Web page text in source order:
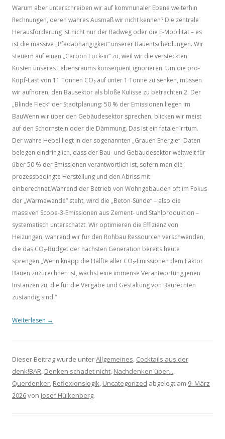
Warum aber unterschreiben wir auf kommunaler Ebene weiterhin
Rechnungen, deren wahres Ausmaß wir nicht kennen? Die zentrale
Herausforderung ist nicht nur der Radweg oder die E-Mobilität – es
ist die massive „Pfadabhängigkeit“ unserer Bauentscheidungen. Wir
steuern auf einen „Carbon Lock-in“ zu, weil wir die versteckten
Kosten unseres Lebensraums konsequent ignorieren. Um die pro-
Kopf-Last von 11 Tonnen CO₂ auf unter 1 Tonne zu senken, müssen
wir aufhören, den Bausektor als bloße Kulisse zu betrachten.2. Der
„Blinde Fleck“ der Stadtplanung: 50 % der Emissionen liegen im
BauWenn wir über den Gebäudesektor sprechen, blicken wir meist
auf den Schornstein oder die Dämmung. Das ist ein fataler Irrtum.
Der wahre Hebel liegt in der sogenannten „Grauen Energie“. Daten
belegen eindringlich, dass der Bau- und Gebäudesektor weltweit für
über 50 % der Emissionen verantwortlich ist, sofern man die
prozessbedingte Herstellung und den Abriss mit
einberechnet.Während der Betrieb von Wohngebäuden oft im Fokus
der „Wärmewende“ steht, wird die „Beton-Sünde“ – also die
massiven Scope-3-Emissionen aus Zement- und Stahlproduktion –
systematisch unterschätzt. Wir optimieren die Effizienz von
Heizungen, während wir für den Rohbau Ressourcen verschwenden,
die das CO₂-Budget der nächsten Generation bereits heute
sprengen.„Wenn knapp die Hälfte aller CO₂-Emissionen dem Faktor
Bauen zuzurechnen ist, wächst eine immense Verantwortung jenen
Instanzen zu, die für die Vergabe und Gestaltung von Baurechten
zuständig sind.“
Weiterlesen →
Dieser Beitrag wurde unterAllgemeines, Cocktails aus der
denk!BAR, Denken schadet nicht, Nachdenken über...,
Querdenker, Reflexionslogik, Uncategorized abgelegt am 9. März
2026von Josef Hülkenberg.